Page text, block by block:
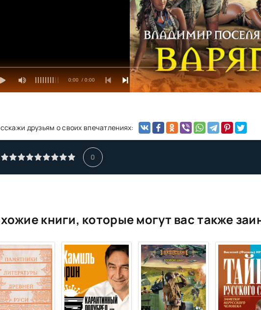
0:00 / 0:00
друзьям о своих впечатлениях:
0
книги, которые могут вас также